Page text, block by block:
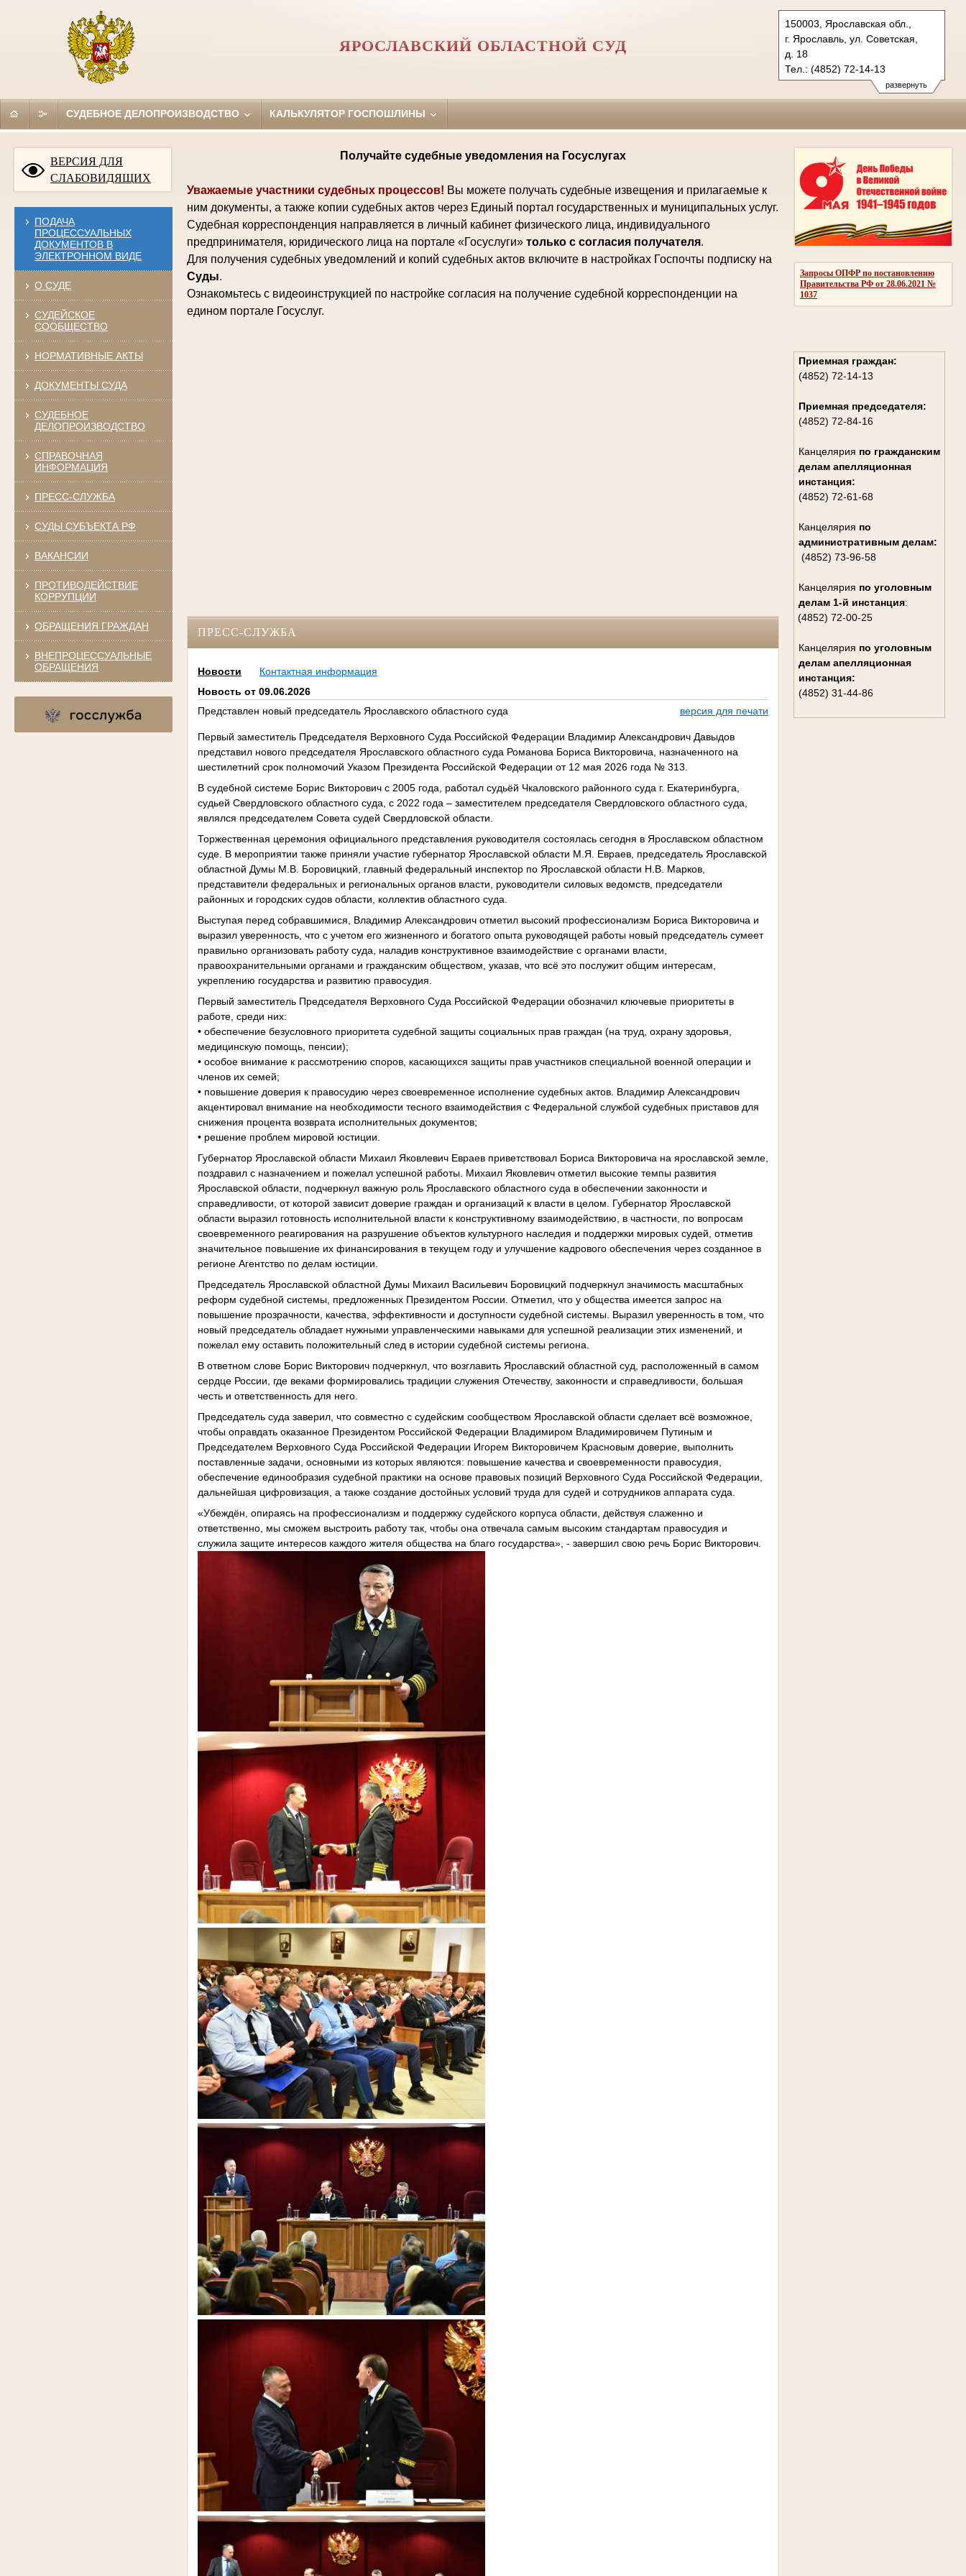
развернуть
150003, Ярославская обл.,
г. Ярославль, ул. Советская,
д. 18
Тел.: (4852) 72-14-13
oblsud.jrs@sudrf.ru
law@law.yar.ru
ЯРОСЛАВСКИЙ ОБЛАСТНОЙ СУД
СУДЕБНОЕ ДЕЛОПРОИЗВОДСТВО КАЛЬКУЛЯТОР ГОСПОШЛИНЫ
ВЕРСИЯ ДЛЯ
СЛАБОВИДЯЩИХ
ПОДАЧА
ПРОЦЕССУАЛЬНЫХ
ДОКУМЕНТОВ В
ЭЛЕКТРОННОМ ВИДЕ
О СУДЕ
СУДЕЙСКОЕ
СООБЩЕСТВО
НОРМАТИВНЫЕ АКТЫ
ДОКУМЕНТЫ СУДА
СУДЕБНОЕ
ДЕЛОПРОИЗВОДСТВО
СПРАВОЧНАЯ
ИНФОРМАЦИЯ
ПРЕСС-СЛУЖБА
СУДЫ СУБЪЕКТА РФ
ВАКАНСИИ
ПРОТИВОДЕЙСТВИЕ
КОРРУПЦИИ
ОБРАЩЕНИЯ ГРАЖДАН
ВНЕПРОЦЕССУАЛЬНЫЕ
ОБРАЩЕНИЯ
Запросы ОПФР по постановлению
Правительства РФ от 28.06.2021 №
1037
Приемная граждан:
(4852) 72-14-13
Приемная председателя:
(4852) 72-84-16
Канцелярия по гражданским
делам апелляционная
инстанция:
(4852) 72-61-68
Канцелярия по
административным делам:
(4852) 73-96-58
Канцелярия по уголовным
делам 1-й инстанция:
(4852) 72-00-25
Канцелярия по уголовным
делам апелляционная
инстанция:
(4852) 31-44-86
Получайте судебные уведомления на Госуслугах
Уважаемые участники судебных процессов! Вы можете получать судебные извещения и прилагаемые к
ним документы, а также копии судебных актов через Единый портал государственных и муниципальных услуг.
Судебная корреспонденция направляется в личный кабинет физического лица, индивидуального
предпринимателя, юридического лица на портале «Госуслуги» только с согласия получателя.
Для получения судебных уведомлений и копий судебных актов включите в настройках Госпочты подписку на
Суды.
Ознакомьтесь с видеоинструкцией по настройке согласия на получение судебной корреспонденции на
едином портале Госуслуг.
ПРЕСС-СЛУЖБА
Новости
Контактная информация
Новость от 09.06.2026
Представлен новый председатель Ярославского областного суда
версия для печати
Первый заместитель Председателя Верховного Суда Российской Федерации Владимир Александрович Давыдов
представил нового председателя Ярославского областного суда Романова Бориса Викторовича, назначенного на
шестилетний срок полномочий Указом Президента Российской Федерации от 12 мая 2026 года № 313.
В судебной системе Борис Викторович с 2005 года, работал судьёй Чкаловского районного суда г. Екатеринбурга,
судьей Свердловского областного суда, с 2022 года – заместителем председателя Свердловского областного суда,
являлся председателем Совета судей Свердловской области.
Торжественная церемония официального представления руководителя состоялась сегодня в Ярославском областном
суде. В мероприятии также приняли участие губернатор Ярославской области М.Я. Евраев, председатель Ярославской
областной Думы М.В. Боровицкий, главный федеральный инспектор по Ярославской области Н.В. Марков,
представители федеральных и региональных органов власти, руководители силовых ведомств, председатели
районных и городских судов области, коллектив областного суда.
Выступая перед собравшимися, Владимир Александрович отметил высокий профессионализм Бориса Викторовича и
выразил уверенность, что с учетом его жизненного и богатого опыта руководящей работы новый председатель сумеет
правильно организовать работу суда, наладив конструктивное взаимодействие с органами власти,
правоохранительными органами и гражданским обществом, указав, что всё это послужит общим интересам,
укреплению государства и развитию правосудия.
Первый заместитель Председателя Верховного Суда Российской Федерации обозначил ключевые приоритеты в
работе, среди них:
• обеспечение безусловного приоритета судебной защиты социальных прав граждан (на труд, охрану здоровья,
медицинскую помощь, пенсии);
• особое внимание к рассмотрению споров, касающихся защиты прав участников специальной военной операции и
членов их семей;
• повышение доверия к правосудию через своевременное исполнение судебных актов. Владимир Александрович
акцентировал внимание на необходимости тесного взаимодействия с Федеральной службой судебных приставов для
снижения процента возврата исполнительных документов;
• решение проблем мировой юстиции.
Губернатор Ярославской области Михаил Яковлевич Евраев приветствовал Бориса Викторовича на ярославской земле,
поздравил с назначением и пожелал успешной работы. Михаил Яковлевич отметил высокие темпы развития
Ярославской области, подчеркнул важную роль Ярославского областного суда в обеспечении законности и
справедливости, от которой зависит доверие граждан и организаций к власти в целом. Губернатор Ярославской
области выразил готовность исполнительной власти к конструктивному взаимодействию, в частности, по вопросам
своевременного реагирования на разрушение объектов культурного наследия и поддержки мировых судей, отметив
значительное повышение их финансирования в текущем году и улучшение кадрового обеспечения через созданное в
регионе Агентство по делам юстиции.
Председатель Ярославской областной Думы Михаил Васильевич Боровицкий подчеркнул значимость масштабных
реформ судебной системы, предложенных Президентом России. Отметил, что у общества имеется запрос на
повышение прозрачности, качества, эффективности и доступности судебной системы. Выразил уверенность в том, что
новый председатель обладает нужными управленческими навыками для успешной реализации этих изменений, и
пожелал ему оставить положительный след в истории судебной системы региона.
В ответном слове Борис Викторович подчеркнул, что возглавить Ярославский областной суд, расположенный в самом
сердце России, где веками формировались традиции служения Отечеству, законности и справедливости, большая
честь и ответственность для него.
Председатель суда заверил, что совместно с судейским сообществом Ярославской области сделает всё возможное,
чтобы оправдать оказанное Президентом Российской Федерации Владимиром Владимировичем Путиным и
Председателем Верховного Суда Российской Федерации Игорем Викторовичем Красновым доверие, выполнить
поставленные задачи, основными из которых являются: повышение качества и своевременности правосудия,
обеспечение единообразия судебной практики на основе правовых позиций Верховного Суда Российской Федерации,
дальнейшая цифровизация, а также создание достойных условий труда для судей и сотрудников аппарата суда.
«Убеждён, опираясь на профессионализм и поддержку судейского корпуса области, действуя слаженно и
ответственно, мы сможем выстроить работу так, чтобы она отвечала самым высоким стандартам правосудия и
служила защите интересов каждого жителя общества на благо государства», - завершил свою речь Борис Викторович.